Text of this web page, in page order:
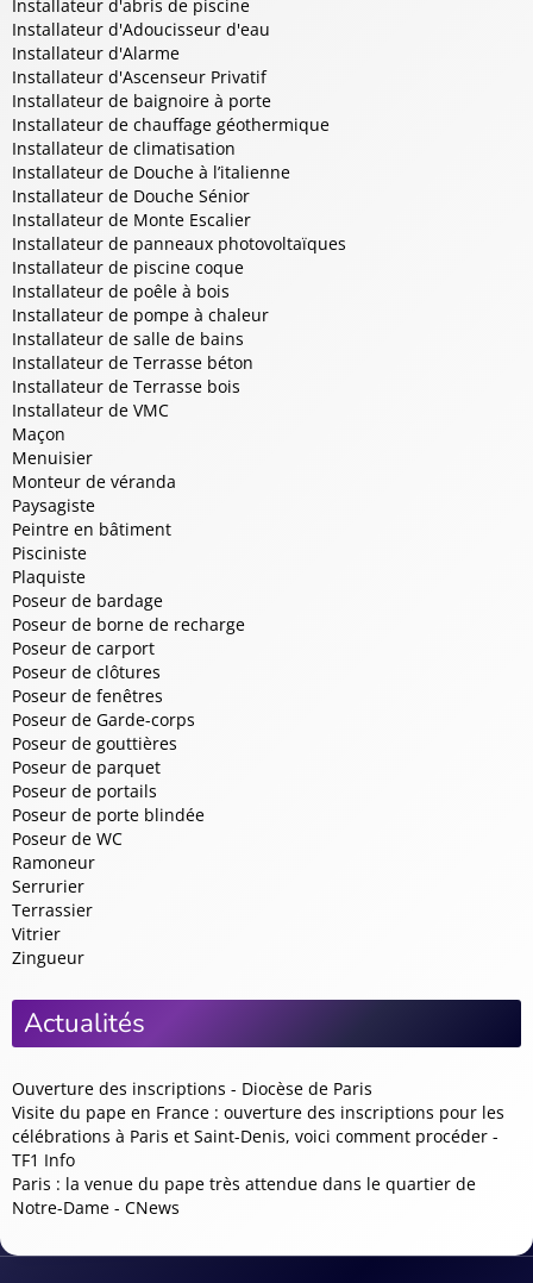
Installateur d'abris de piscine
Installateur d'Adoucisseur d'eau
Installateur d'Alarme
Installateur d'Ascenseur Privatif
Installateur de baignoire à porte
Installateur de chauffage géothermique
Installateur de climatisation
Installateur de Douche à l’italienne
Installateur de Douche Sénior
Installateur de Monte Escalier
Installateur de panneaux photovoltaïques
Installateur de piscine coque
Installateur de poêle à bois
Installateur de pompe à chaleur
Installateur de salle de bains
Installateur de Terrasse béton
Installateur de Terrasse bois
Installateur de VMC
Maçon
Menuisier
Monteur de véranda
Paysagiste
Peintre en bâtiment
Pisciniste
Plaquiste
Poseur de bardage
Poseur de borne de recharge
Poseur de carport
Poseur de clôtures
Poseur de fenêtres
Poseur de Garde-corps
Poseur de gouttières
Poseur de parquet
Poseur de portails
Poseur de porte blindée
Poseur de WC
Ramoneur
Serrurier
Terrassier
Vitrier
Zingueur
Actualités
Ouverture des inscriptions - Diocèse de Paris
Visite du pape en France : ouverture des inscriptions pour les
célébrations à Paris et Saint-Denis, voici comment procéder -
TF1 Info
Paris : la venue du pape très attendue dans le quartier de
Notre-Dame - CNews